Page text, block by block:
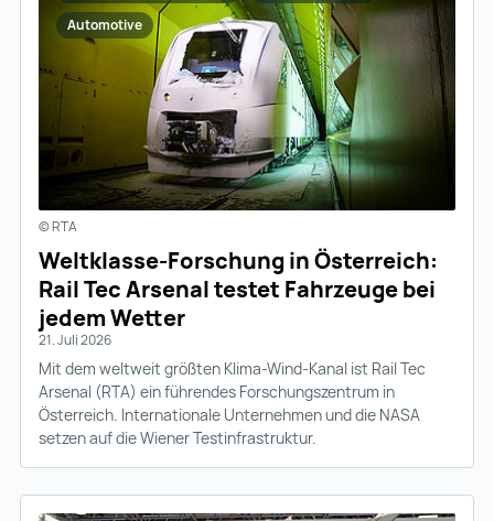
Automotive
© RTA
Weltklasse-Forschung in Österreich:
Rail Tec Arsenal testet Fahrzeuge bei
jedem Wetter
21. Juli 2026
Mit dem weltweit größten Klima-Wind-Kanal ist Rail Tec
Arsenal (RTA) ein führendes Forschungszentrum in
Österreich. Internationale Unternehmen und die NASA
setzen auf die Wiener Testinfrastruktur.